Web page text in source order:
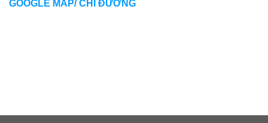
GOOGLE MAP/ CHỈ ĐƯỜNG